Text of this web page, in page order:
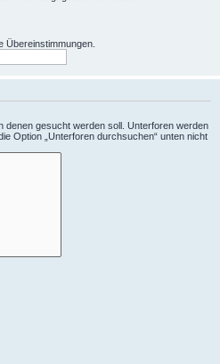
Übereinstimmungen.
denen gesucht werden soll. Unterforen werden
Option „Unterforen durchsuchen“ unten nicht